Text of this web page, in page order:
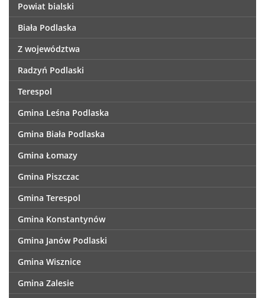
Powiat bialski
Biała Podlaska
Z województwa
Radzyń Podlaski
Terespol
Gmina Leśna Podlaska
Gmina Biała Podlaska
Gmina Łomazy
Gmina Piszczac
Gmina Terespol
Gmina Konstantynów
Gmina Janów Podlaski
Gmina Wisznice
Gmina Zalesie